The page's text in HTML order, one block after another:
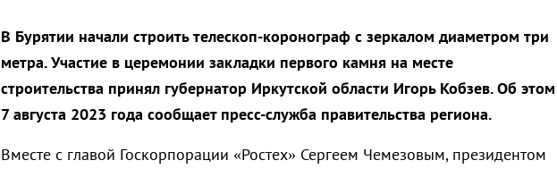
В Бурятии начали строить телескоп-коронограф с зеркалом диаметром три
метра. Участие в церемонии закладки первого камня на месте
строительства принял губернатор Иркутской области Игорь Кобзев.Об этом
7 августа 2023 года сообщает пресс-служба правительства региона.
Вместе с главой Госкорпорации «Ростех» Сергеем Чемезовым, президентом